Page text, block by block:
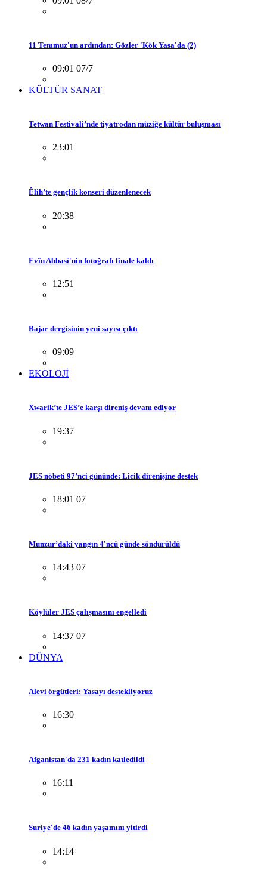
11 Temmuz'un ardından: Gözler 'Kök Yasa'da (2)
09:01 07/7
KÜLTÜR SANAT
Tetwan Festivali’nde tiyatrodan müziğe kültür buluşması
23:01
Êlih’te gençlik konseri düzenlenecek
20:38
Evîn Abbasî'nin fotoğrafı finale kaldı
12:51
Bajar dergisinin yeni sayısı çıktı
09:09
EKOLOJİ
Xwarik’te JES’e karşı direniş devam ediyor
19:37
JES nöbeti 97’nci gününde: Licik direnişine destek
18:01 07
Munzur’daki yangın 4'ncü günde söndürüldü
14:43 07
Köylüler JES çalışmasını engelledi
14:37 07
DÜNYA
Alevi örgütleri: Yasayı destekliyoruz
16:30
Afganistan'da 231 kadın katledildi
16:11
Suriye'de 46 kadın yaşamını yitirdi
14:14